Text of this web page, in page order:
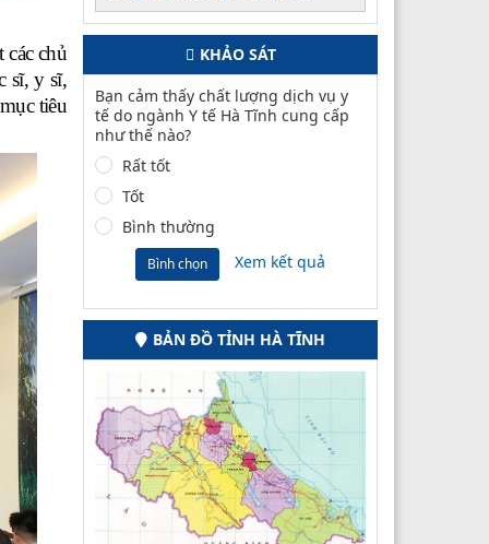
chủ
sĩ, y sĩ,
tiêu
KHẢO SÁT
Bạn cảm thấy chất lượng dịch vụ y
tế do ngành Y tế Hà Tĩnh cung cấp
như thế nào?
Rất tốt
Tốt
Bình thường
Bình chọn Xem kết quả
BẢN ĐỒ TỈNH HÀ TĨNH